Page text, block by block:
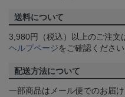
送料について
3,980円（税込）以上のご注文
ヘルプページをご確認ください
配送方法について
一部商品はメール便でのお届